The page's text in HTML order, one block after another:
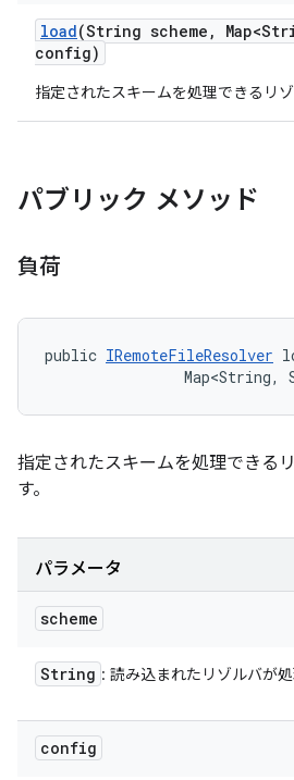
load(String scheme ,
config)
指定されたスキームを処理できるリ
パブリック メソッド
負荷
public IRemoteFileResolver
Map<String,
指定されたスキームを処理できる
す。
パラメータ
scheme
String : 読み込まれたリゾルバが処
config